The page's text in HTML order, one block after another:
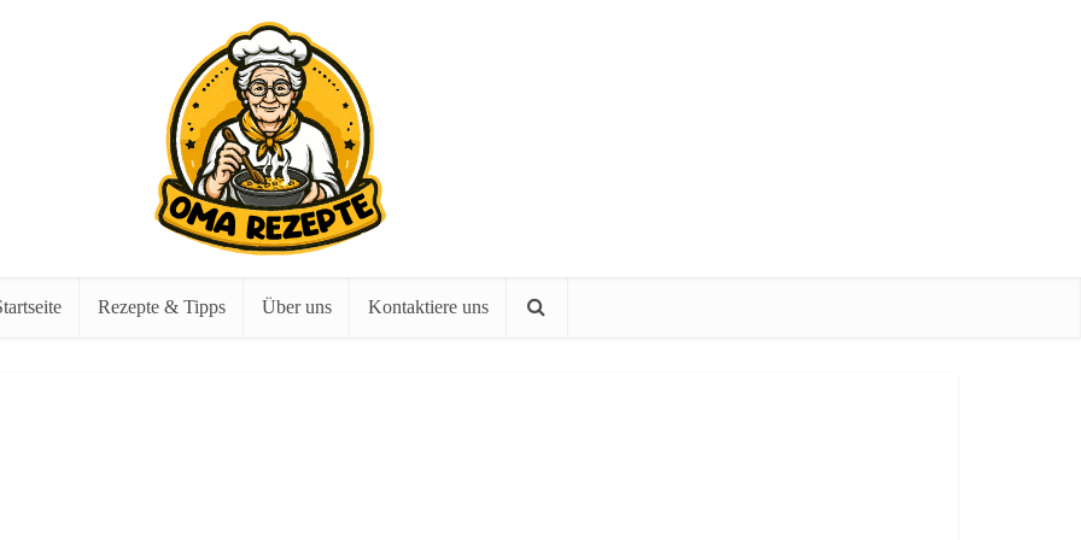
Rezepte & Tipps Über uns Kontaktiere uns